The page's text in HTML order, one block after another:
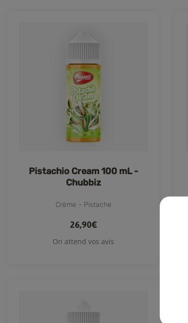
Pistachio Cream 100 mL -
Chubbiz
Crème - Pistache
26,90€
On attend vos avis